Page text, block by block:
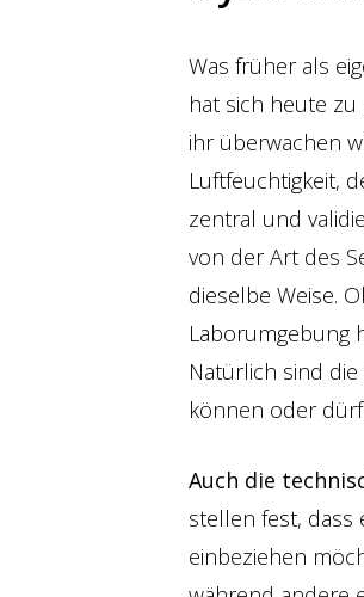
Was früher als
hat sich heute
ihr überwachen
Luftfeuchtigkeit,
zentral und
von der Art des
dieselbe Weise.
Laborumgebung
Natürlich sind
können oder
Auch die
stellen fest, dass
einbeziehen